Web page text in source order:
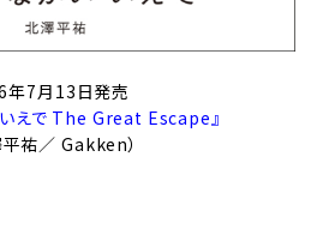
年7月13日発売
えで The Great Escape 』
平祐／ Gakken）